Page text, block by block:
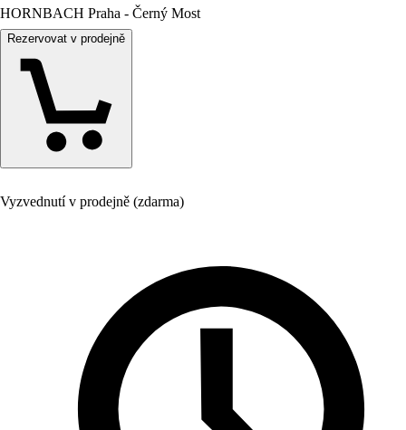
HORNBACH Praha - Černý Most
Rezervovat v prodejně
Vyzvednutí v prodejně (zdarma)